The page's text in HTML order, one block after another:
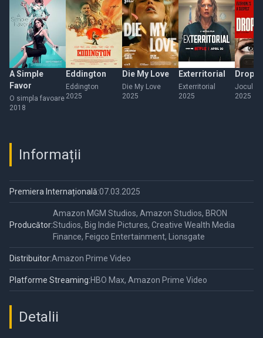
A Simple
Favor
O simpla favoare
2018
Eddington
Eddington
2025
Die My Love
Die My Love
2025
Exterritorial
Exterritorial
2025
Drop
Jocul
2025
Informații
Premiera Internațională:07.03.2025
Producător:
Amazon MGM Studios, Amazon Studios, BRON
Studios, Big Indie Pictures, Creative Wealth Media
Finance, Feigco Entertainment, Lionsgate
Distribuitor:Amazon Prime Video
Platforme Streaming:HBO Max, Amazon Prime Video
Detalii